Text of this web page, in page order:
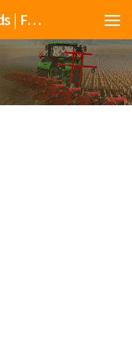
Landwirtschafts Simulator 25 Mods | Farming Simulator 25 Mods | FS25 Mods